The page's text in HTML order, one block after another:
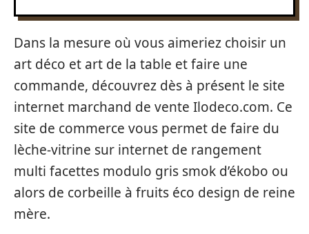
Dans la mesure où vous aimeriez choisir un
art déco et art de la table et faire une
commande, découvrez dès à présent le site
internet marchand de vente Ilodeco.com. Ce
site de commerce vous permet de faire du
lèche-vitrine sur internet de rangement
multi facettes modulo gris smok d’ékobo ou
alors de corbeille à fruits éco design de reine
mère.